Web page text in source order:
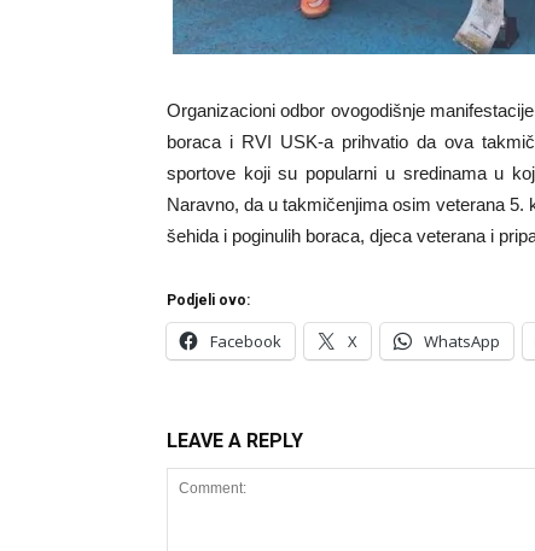
Organizacioni odbor ovogodišnje
boraca i RVI USK-a prihvatio da ova
sportove koji su popularni u sredinama u
Naravno, da u takmičenjima osim veterana
šehida i poginulih boraca, djeca veterana i
Podjeli ovo:
Facebook X WhatsApp
LEAVE A REPLY